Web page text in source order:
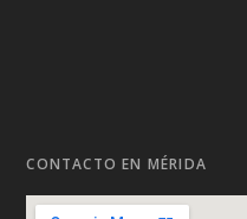
CONTACTO EN MÉRIDA